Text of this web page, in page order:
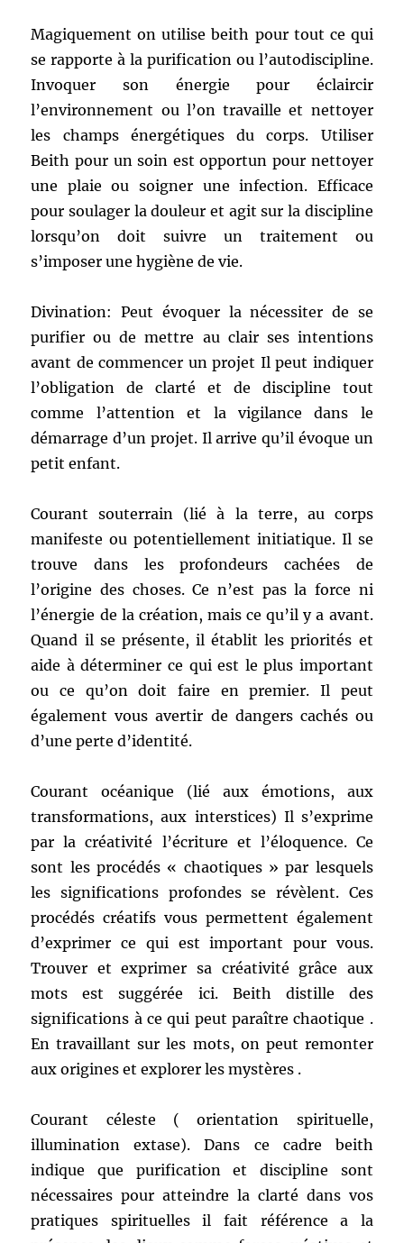
Magiquement on utilise beith pour tout ce qui
se rapporte à la purification ou l’autodiscipline.
Invoquer son énergie pour éclaircir
l’environnement ou l’on travaille et nettoyer
les champs énergétiques du corps. Utiliser
Beith pour un soin est opportun pour nettoyer
une plaie ou soigner une infection. Efficace
pour soulager la douleur et agit sur la discipline
lorsqu’on doit suivre un traitement ou
s’imposer une hygiène de vie.
Divination: Peut évoquer la nécessiter de se
purifier ou de mettre au clair ses intentions
avant de commencer un projet Il peut indiquer
l’obligation de clarté et de discipline tout
comme l’attention et la vigilance dans le
démarrage d’un projet. Il arrive qu’il évoque un
petit enfant.
Courant souterrain (lié à la terre, au corps
manifeste ou potentiellement initiatique. Il se
trouve dans les profondeurs cachées de
l’origine des choses. Ce n’est pas la force ni
l’énergie de la création, mais ce qu’il y a avant.
Quand il se présente, il établit les priorités et
aide à déterminer ce qui est le plus important
ou ce qu’on doit faire en premier. Il peut
également vous avertir de dangers cachés ou
d’une perte d’identité.
Courant océanique (lié aux émotions, aux
transformations, aux interstices) Il s’exprime
par la créativité l’écriture et l’éloquence. Ce
sont les procédés « chaotiques » par lesquels
les significations profondes se révèlent. Ces
procédés créatifs vous permettent également
d’exprimer ce qui est important pour vous.
Trouver et exprimer sa créativité grâce aux
mots est suggérée ici. Beith distille des
significations à ce qui peut paraître chaotique .
En travaillant sur les mots, on peut remonter
aux origines et explorer les mystères .
Courant céleste ( orientation spirituelle,
illumination extase). Dans ce cadre beith
indique que purification et discipline sont
nécessaires pour atteindre la clarté dans vos
pratiques spirituelles il fait référence a la